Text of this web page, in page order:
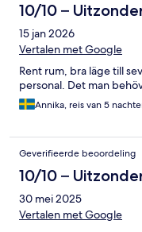
10/10 –
15 jan 2026
Vertalen met Google
Rent rum, bra läge till
personal. Det man
Annika, reis van 5
Geverifieerde beoordeling
10/10 –
30 mei 2025
Vertalen met Google